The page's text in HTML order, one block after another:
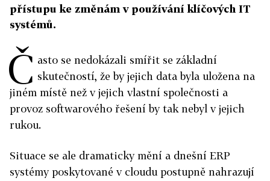
přístupu ke změnám v používání klíčových IT
systémů.
Č asto se nedokázali smířit se základní
skutečností, že by jejich data byla uložena na
jiném místě než v jejich vlastní společnosti a
provoz softwarového řešení by tak nebyl v jejich
rukou.
Situace se ale dramaticky mění a dnešní ERP
systémy poskytované v cloudu postupně nahrazují